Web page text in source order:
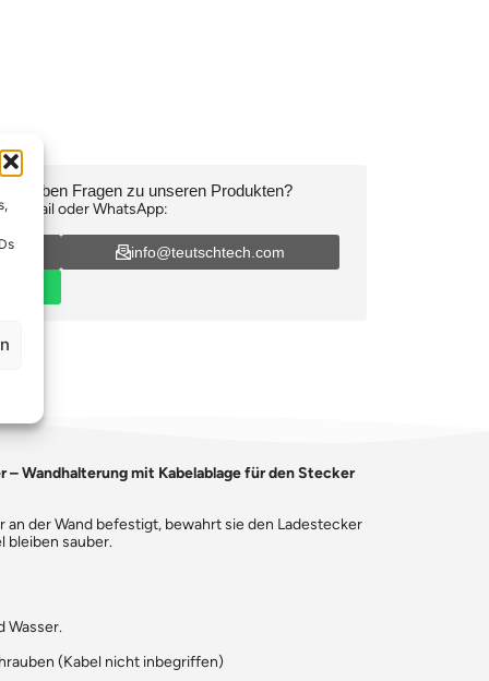
haben Fragen zu unseren Produkten?
E-Mail oder WhatsApp:
info@teutschtech.com
Wandhalterung mit Kabelablage für den Stecker
an der Wand befestigt, bewahrt sie den Ladestecker
bleiben sauber.
Wasser.
(Kabel nicht inbegriffen)